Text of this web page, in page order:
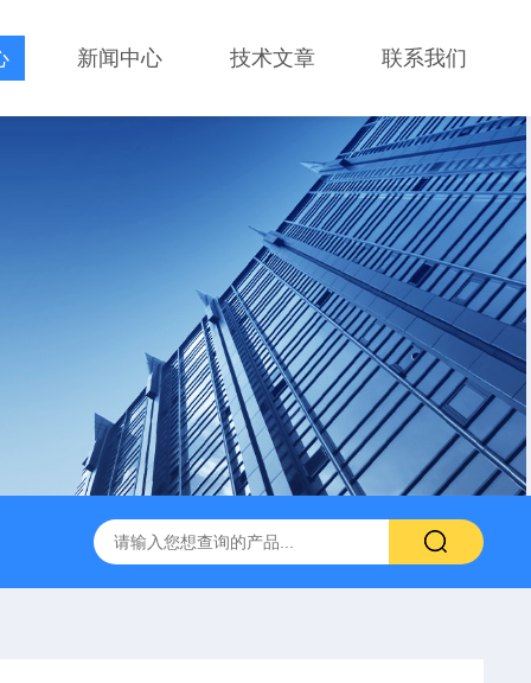
新闻中心 技术文章 联系我们
SMC比例阀ITV2050-312L KNF气体隔膜泵